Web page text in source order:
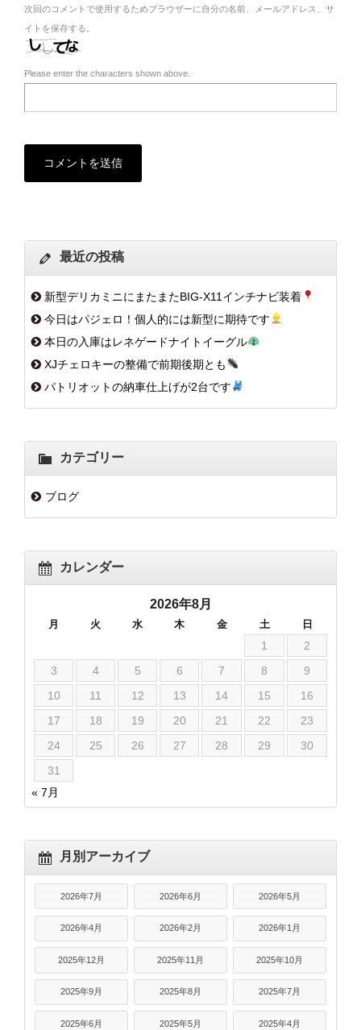
次回のコメントで使用するためブラウザーに自分の名前、メールアドレス、サ
イトを保存する。
Please enter the characters shown above.
最近の投稿
新型デリカミニにまたまたBIG-X11インチナビ装着
今日はパジェロ！個人的には新型に期待です
本日の入庫はレネゲードナイトイーグル
XJチェロキーの整備で前期後期とも
パトリオットの納車仕上げが2台です
カテゴリー
ブログ
カレンダー
2026年8月
月 火 水 木 金 土 日
1
2
3
4 5 6 7 8
9
10
11 12 13 14 15
16
17
18 19 20 21 22
23
24
25 26 27 28 29
30
31
« 7月
月別アーカイブ
2026年7月 2026年6月 2026年5月
2026年4月 2026年2月 2026年1月
2025年12月 2025年11月 2025年10月
2025年9月 2025年8月 2025年7月
2025年6月 2025年5月 2025年4月